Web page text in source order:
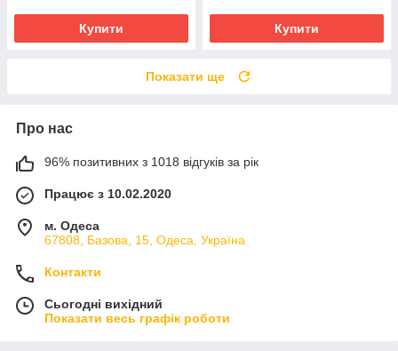
Купити Купити
Показати ще
Про нас
96% позитивних з 1018 відгуків за рік
Працює з 10.02.2020
м. Одеса
67808, Базова, 15, Одеса, Україна
Контакти
Сьогодні вихідний
Показати весь графік роботи